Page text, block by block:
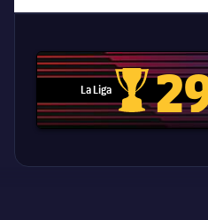
La Liga
Trofeo